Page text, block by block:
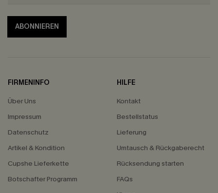
ABONNIEREN
FIRMENINFO
Über Uns
Impressum
Datenschutz
Artikel & Kondition
Cupshe Lieferkette
Botschafter Programm
HILFE
Kontakt
Bestellstatus
Lieferung
Umtausch & Rückgaberecht
Rücksendung starten
FAQs